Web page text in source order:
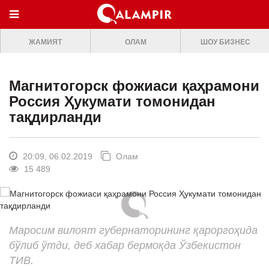
МЕНЮ
ONLINE TV
ЖАМИЯТ
ОЛАМ
ШОУ-БИЗНЕС
Премьера
Клип
Кино
Театр
ЖАМИЯТ ОЛАМ ШОУ БИЗНЕС
Магнитогорск фожиаси қаҳрамони
Россия Ҳукумати томонидан
тақдирланди
20:09, 06.02.2019
Олам
15 489
Маросим вилоят губернаторининг қароргоҳида
бўлиб ўтди, деб хабар бермоқда Ўзбекистон
ТИВ.